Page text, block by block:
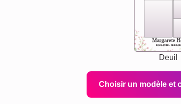
Margarete
02.05.1940 -
Deuil
Choisir un modèle et